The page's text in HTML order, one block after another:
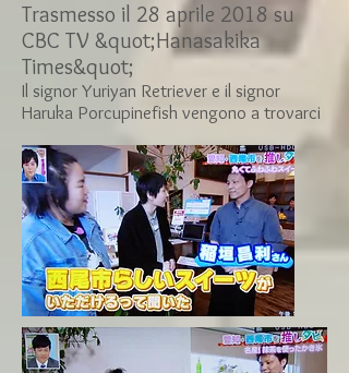
Trasmesso il 28 aprile 2018 su
CBC TV &quot;Hanasakika
Times&quot;
Il signor Yuriyan Retriever e il signor
Haruka Porcupinefish vengono a trovarci